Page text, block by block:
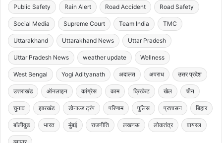
Public Safety Rain Alert Road Accident Road Safety
Social Media Supreme Court Team India TMC
Uttarakhand Uttarakhand News Uttar Pradesh
Uttar Pradesh News weather update Wellness
West Bengal Yogi Adityanath अदालत अपराध उत्तर प्रदेश
उत्तराखंड ऑनलाइन कांग्रेस काम क्रिकेट खेल चीन
चुनाव झारखंड डोनाल्ड ट्रंप परिणाम पुलिस प्रशासन बिहार
बॉलीवुड भारत मुंबई राजनीति लखनऊ लोकतंत्र वायरल